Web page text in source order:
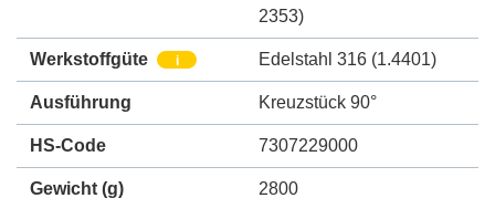
2353)
Werkstoffgüte i Edelstahl 316 (1.4401)
Ausführung Kreuzstück 90°
HS-Code 7307229000
Gewicht (g) 2800